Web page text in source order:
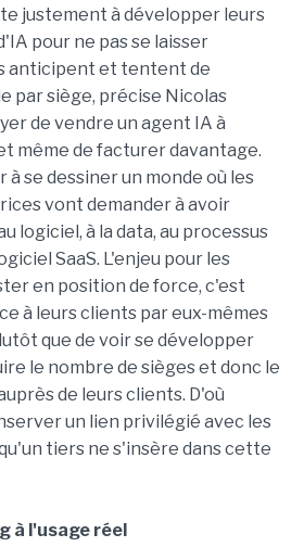
justement à développer leurs
pour ne pas se laisser
anticipent et tentent de
par siège, précise Nicolas
de vendre un agent IA à
même de facturer davantage.
à se dessiner un monde où les
vont demander à avoir
logiciel, à la data, au processus
SaaS. L'enjeu pour les
en position de force, c'est
à leurs clients par eux-mêmes
que de voir se développer
le nombre de sièges et donc le
de leurs clients. D'où
un lien privilégié avec les
tiers ne s'insère dans cette
à l'usage réel